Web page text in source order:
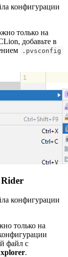
конфигурации
только на
добавьте в
.pvsconfig
конфигурации
только на
файл с
.